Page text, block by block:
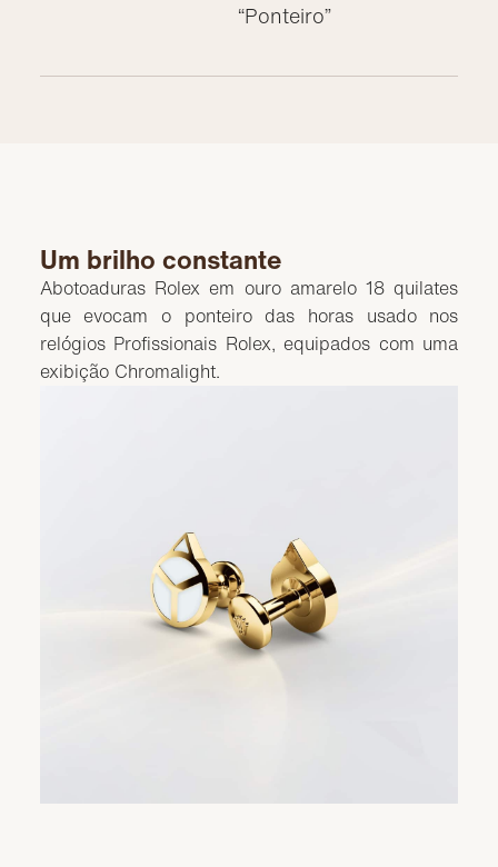
“Ponteiro”
Um brilho constante
Abotoaduras Rolex em ouro amarelo 18 quilates
que evocam o ponteiro das horas usado nos
relógios Profissionais Rolex, equipados com uma
exibição Chromalight.